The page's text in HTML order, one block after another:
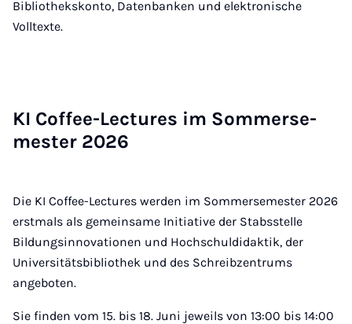
Bibliothekskonto, Datenbanken und elektronische
Volltexte.
KI Cof­fee-Lec­tu­res im Som­mer­se­
mes­ter 2026
Die KI Coffee-Lectures werden im Sommersemester 2026
erstmals als gemeinsame Initiative der Stabsstelle
Bildungsinnovationen und Hochschuldidaktik, der
Universitätsbibliothek und des Schreibzentrums
angeboten.
Sie finden vom 15. bis 18. Juni jeweils von 13:00 bis 14:00